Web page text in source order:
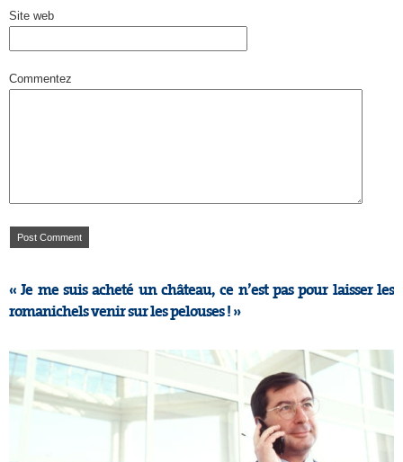
Site web
Commentez
« Je me suis acheté un château, ce n’est pas pour laisser les
romanichels venir sur les pelouses ! »